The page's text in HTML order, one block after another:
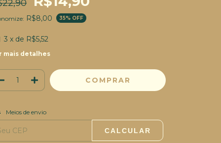
R$8,00 35% OFF
3 x de R$5,52
mais detalhes
para o CEP:
Meios de envio
CALCULAR